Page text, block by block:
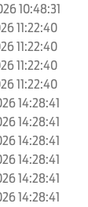
10:48:31
11:22:40
11:22:40
11:22:40
11:22:40
14:28:41
14:28:41
14:28:41
14:28:41
14:28:41
14:28:41